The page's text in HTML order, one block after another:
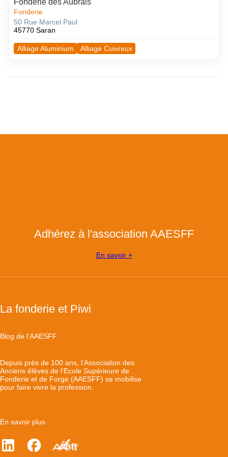
Fonderie des Aubrais
Fonderie
50 Rue Marcel Paul
45770 Saran
Alliage Aluminium Alliage Cuivreux
Adhérez à l'association AAESFF
En savoir +
La fonderie et Piwi
Blog de l'AAESFF
Depuis près de 100 ans, l’Association des
Anciens élèves de l’Ecole Supérieure de
Fonderie et de Forge (AAESFF) se mobilise
pour faire vivre la profession.
En savoir plus